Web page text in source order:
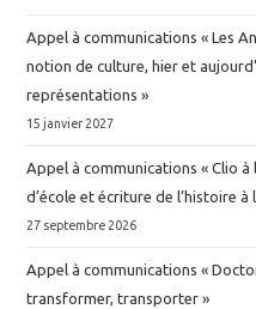
Appel à communications « Les
notion de culture, hier et
représentations »
15 janvier 2027
Appel à communications « Clio
d’école et écriture de l’histoire à
27 septembre 2026
Appel à communications «
transformer, transporter »